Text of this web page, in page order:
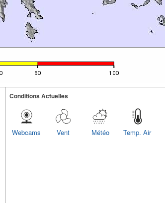
Conditions Actuelles
Temp. Air
Météo
Vent
Webcams